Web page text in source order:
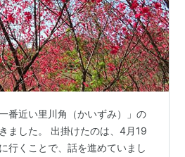
番近い里川角（かいずみ）」の
ました。 出掛けたのは、4月19
行くことで、話を進めていまし